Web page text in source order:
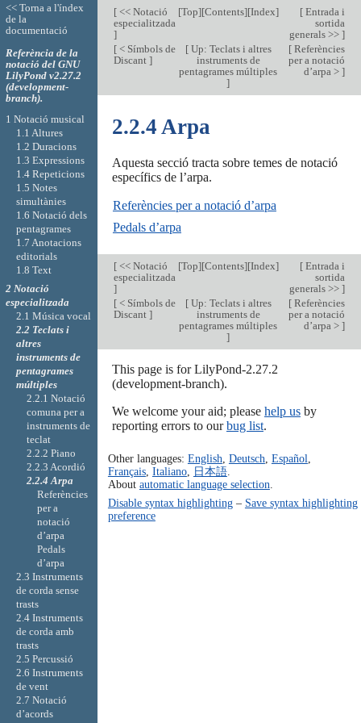
[<< Notació
especialitzada
]
[Top][Contents][Index] [Entrada i
sortida
generals >> ]
[< Símbols de
Discant ]
[Up: Teclats i altres
instruments de
pentagrames múltiples
]
[Referències
per a notació
d’arpa > ]
2.2.4 Arpa
Aquesta secció tracta sobre temes de notació
específics de l’arpa.
Referències per a notació d’arpa
Pedals d’arpa
[<< Notació
especialitzada
]
[Top][Contents][Index] [Entrada i
sortida
generals >> ]
[< Símbols de
Discant ]
[Up: Teclats i altres
instruments de
pentagrames múltiples
]
[Referències
per a notació
d’arpa > ]
This page is for LilyPond-2.27.2
(development-branch).
We welcome your aid; please help usby
reporting errors to ourbug list.
Other languages: English Deutsch Español
Français, Italiano, 日本語.
About automatic language selection
Disable syntax highlighting– Save syntax highlighting
preference
<< Torna a l'índex
de la
documentació
Referència de la
notació del GNU
LilyPond v2.27.2
(development-
branch).
1 Notació musical
1.1 Altures
1.2 Duracions
1.3 Expressions
1.4 Repeticions
1.5 Notes
simultànies
1.6 Notació dels
pentagrames
1.7 Anotacions
editorials
1.8 Text
2 Notació
especialitzada
2.1 Música vocal
2.2 Teclats i
altres
instruments de
pentagrames
múltiples
2.2.1 Notació
comuna per a
instruments de
teclat
2.2.2 Piano
2.2.3 Acordió
2.2.4 Arpa
Referències
per a
notació
d’arpa
Pedals
d’arpa
2.3 Instruments
de corda sense
trasts
2.4 Instruments
de corda amb
trasts
2.5 Percussió
2.6 Instruments
de vent
2.7 Notació
d’acords